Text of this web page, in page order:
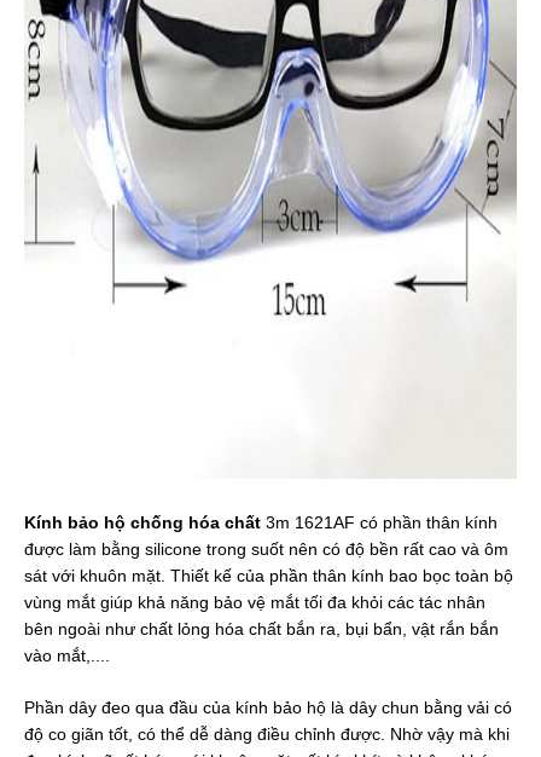
Kính bảo hộ chống hóa chất 3m 1621AF có phần thân kính
được làm bằng silicone trong suốt nên có độ bền rất cao và ôm
sát với khuôn mặt. Thiết kế của phần thân kính bao bọc toàn bộ
vùng mắt giúp khả năng bảo vệ mắt tối đa khỏi các tác nhân
bên ngoài như chất lỏng hóa chất bắn ra, bụi bẩn, vật rắn bắn
vào mắt,....
Phần dây đeo qua đầu của kính bảo hộ là dây chun bằng vải có
độ co giãn tốt, có thể dễ dàng điều chỉnh được. Nhờ vậy mà khi